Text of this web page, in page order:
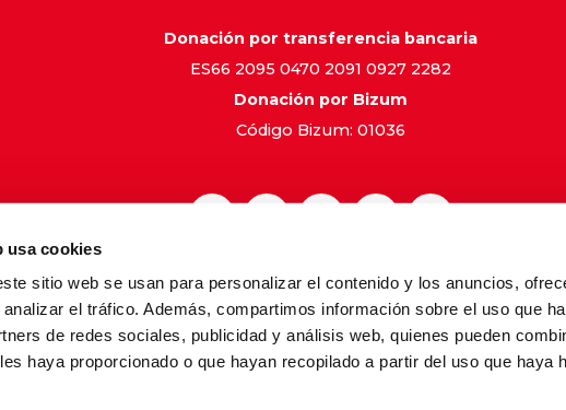
usa cookies
sitio web se usan para personalizar el contenido y los anuncios,
el tráfico. Además, compartimos información sobre el uso que
de redes sociales, publicidad y análisis web, quienes pueden
haya proporcionado o que hayan recopilado a partir del uso que haya
Donación por transferencia bancaria
ES66 2095 0470 2091 0927 2282
Donación por Bizum
Código Bizum: 01036
Aviso Legal Política de Privacidad Política de Cookies Canal de